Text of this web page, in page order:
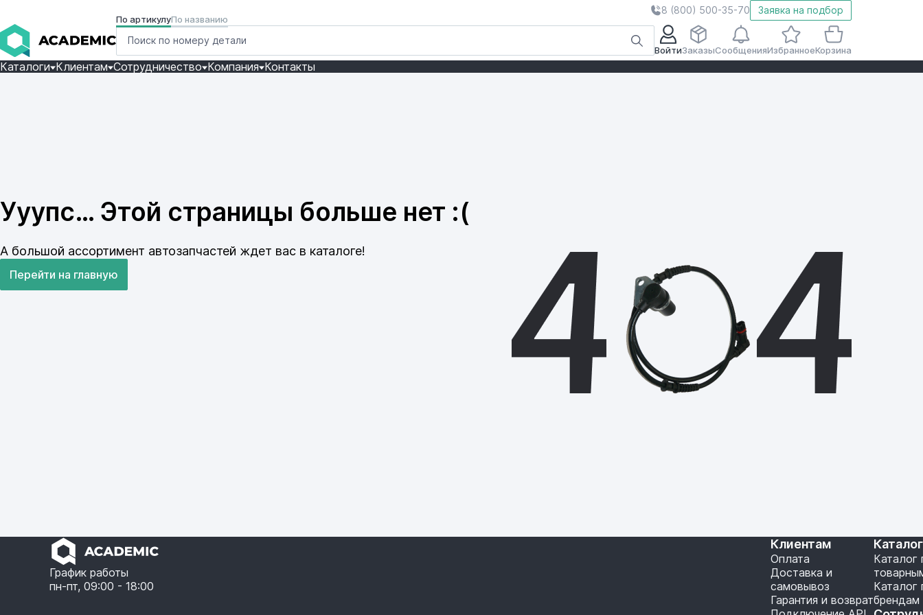
8 (800) 500-35-70 Заявка на подбор
По артикулуПо названию
ВойтиЗаказыСообщенияИзбранноеКорзина
Каталоги Клиентам Сотрудничество Компания Контакты
Ууупс… Этой страницы больше нет :(
А большой ассортимент автозапчастей ждет вас в каталоге!
Перейти на главную
График работы
пн-пт, 09:00 - 18:00
Клиентам
Оплата
Доставка и
самовывоз
Гарантия и возврат
Каталог
Каталог
брендам